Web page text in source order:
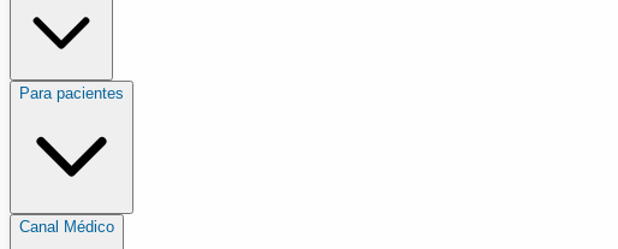
Para pacientes
Canal Médico